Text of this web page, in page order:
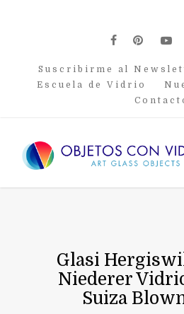
facebook
Suscribirme al
Escuela de Vidrio
Glasi
Niederer
Suiza